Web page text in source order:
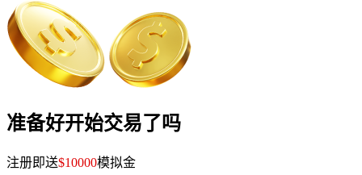
准备好开始交易了吗
注册即送$10000模拟金